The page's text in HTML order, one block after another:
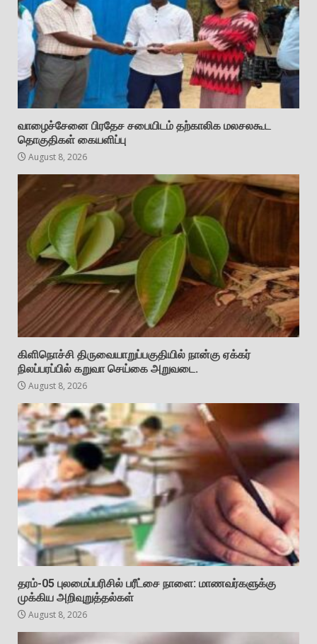
வாழைச்சேனை பிரதேச சபையிடம் தற்காலிக மலசலகூட
தொகுதிகள் கையளிப்பு
August 8, 2026
கிளிநொச்சி திருவையாறுப்பகுதியில் நான்கு ஏக்கர்
நிலப்பரப்பில் கறுவா செய்கை அறுவடை.
August 8, 2026
தரம்-05 புலமைப்பரிசில் பரீட்சை நாளை: மாணவர்களுக்கு
முக்கிய அறிவுறுத்தல்கள்
August 8, 2026